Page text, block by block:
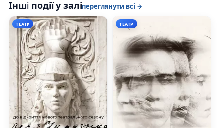
Інші події у заліпереглянути всі →
ТЕАТР ТЕАТР